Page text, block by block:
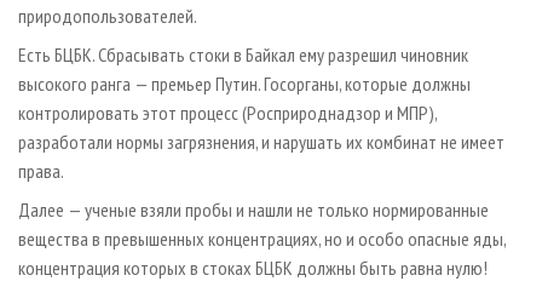
природопользователей.
Есть БЦБК. Сбрасывать стоки в Байкал ему разрешил чиновник
высокого ранга — премьер Путин. Госорганы, которые должны
контролировать этот процесс (Росприроднадзор и МПР),
разработали нормы загрязнения, и нарушать их комбинат не имеет
права.
Далее — ученые взяли пробы и нашли не только нормированные
вещества в превышенных концентрациях, но и особо опасные яды,
концентрация которых в стоках БЦБК должны быть равна нулю!